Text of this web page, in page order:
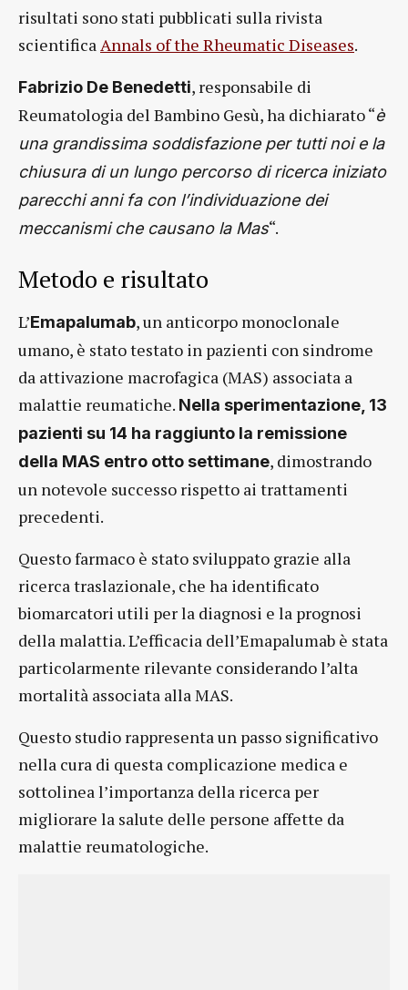
risultati sono stati pubblicati sulla rivista
scientificaAnnals of the Rheumatic Diseases.
Fabrizio De Benedetti, responsabile di
Reumatologia del Bambino Gesù, ha dichiarato “è
una grandissima soddisfazione per tutti noi e la
chiusura di un lungo percorso di ricerca iniziato
parecchi anni fa con l’individuazione dei
meccanismi che causano la Mas“.
Metodo e risultato
L’Emapalumab, un anticorpo monoclonale
umano, è stato testato in pazienti con sindrome
da attivazione macrofagica (MAS) associata a
malattie reumatiche. Nella sperimentazione, 13
pazienti su 14 ha raggiunto la remissione
della MAS entro otto settimane, dimostrando
un notevole successo rispetto ai trattamenti
precedenti.
Questo farmaco è stato sviluppato grazie alla
ricerca traslazionale, che ha identificato
biomarcatori utili per la diagnosi e la prognosi
della malattia. L’efficacia dell’Emapalumab è stata
particolarmente rilevante considerando l’alta
mortalità associata alla MAS.
Questo studio rappresenta un passo significativo
nella cura di questa complicazione medica e
sottolinea l’importanza della ricerca per
migliorare la salute delle persone affette da
malattie reumatologiche.